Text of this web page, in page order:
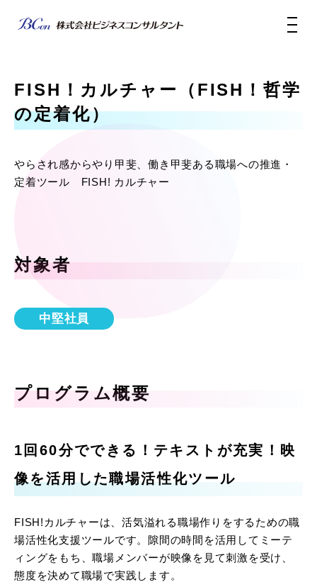
FISH！カルチャー（FISH！哲学
の定着化）
やらされ感からやり甲斐、働き甲斐ある職場への推進・
定着ツール FISH! カルチャー
対象者
中堅社員
プログラム概要
1回60分でできる！テキストが充実！映
像を活用した職場活性化ツール
FISH!カルチャーは、活気溢れる職場作りをするための職
場活性化支援ツールです。隙間の時間を活用してミーテ
ィングをもち、職場メンバーが映像を見て刺激を受け、
態度を決めて職場で実践します。